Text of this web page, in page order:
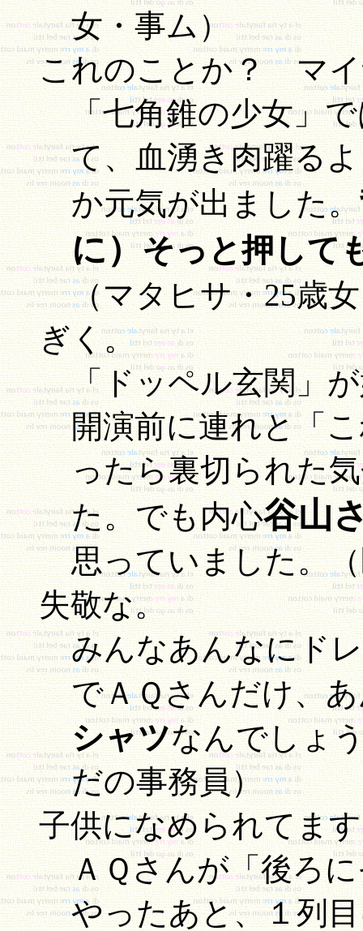
女・事ム）
これのことか？ マ
「七角錐の少女」
て、血湧き肉躍る
か元気が出ました。
に）そっと押して
（マタヒサ・25歳
ぎく。
「ドッペル玄関」
開演前に連れと「
ったら裏切られた
た。でも内心谷山
思っていました。
失敬な。
みんなあんなにド
でＡＱさんだけ、
シャツなんでしょ
だの事務員）
子供になめられてま
ＡＱさんが「後ろ
やったあと、１列